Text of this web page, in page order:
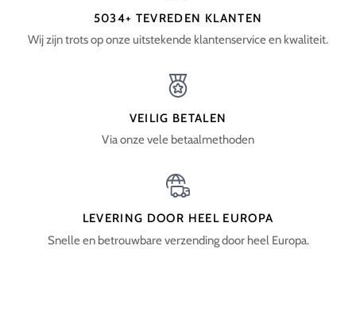
5034+ TEVREDEN KLANTEN
Wij zijn trots op onze uitstekende klantenservice en kwaliteit.
VEILIG BETALEN
Via onze vele betaalmethoden
LEVERING DOOR HEEL EUROPA
Snelle en betrouwbare verzending door heel Europa.